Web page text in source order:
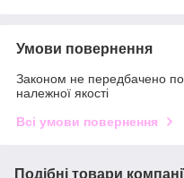
Умови повернення
Законом не передбачено
належної якості
Всі умови повернення
Подібні товари